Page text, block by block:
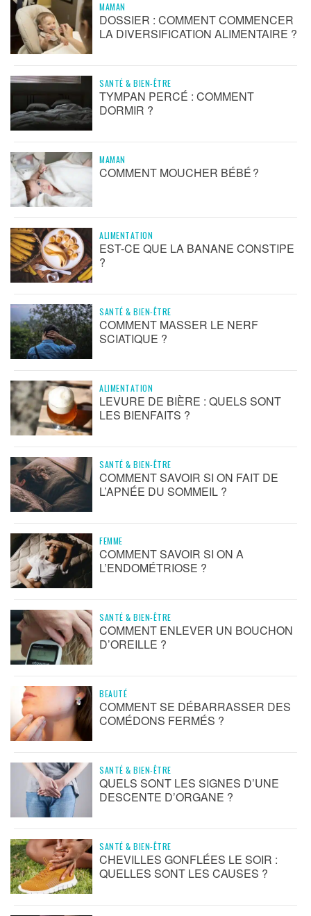
MAMAN
DOSSIER : COMMENT COMMENCER
LA DIVERSIFICATION ALIMENTAIRE ?
SANTÉ & BIEN-ÊTRE
TYMPAN PERCÉ : COMMENT
DORMIR ?
MAMAN
COMMENT MOUCHER BÉBÉ ?
ALIMENTATION
EST-CE QUE LA BANANE CONSTIPE
?
SANTÉ & BIEN-ÊTRE
COMMENT MASSER LE NERF
SCIATIQUE ?
ALIMENTATION
LEVURE DE BIÈRE : QUELS SONT
LES BIENFAITS ?
SANTÉ & BIEN-ÊTRE
COMMENT SAVOIR SI ON FAIT DE
L’APNÉE DU SOMMEIL ?
FEMME
COMMENT SAVOIR SI ON A
L’ENDOMÉTRIOSE ?
SANTÉ & BIEN-ÊTRE
COMMENT ENLEVER UN BOUCHON
D’OREILLE ?
BEAUTÉ
COMMENT SE DÉBARRASSER DES
COMÉDONS FERMÉS ?
SANTÉ & BIEN-ÊTRE
QUELS SONT LES SIGNES D’UNE
DESCENTE D’ORGANE ?
SANTÉ & BIEN-ÊTRE
CHEVILLES GONFLÉES LE SOIR :
QUELLES SONT LES CAUSES ?